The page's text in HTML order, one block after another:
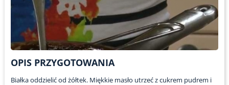
OPIS PRZYGOTOWANIA
Białka oddzielić od żółtek. Miękkie masło utrzeć z cukrem pudrem i